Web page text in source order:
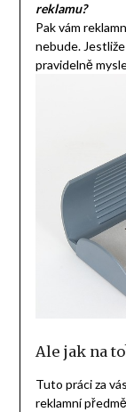
reklamu?
Pak vám
nebude. Jestliže
pravidelně
Ale jak na
Tuto práci za
reklamní